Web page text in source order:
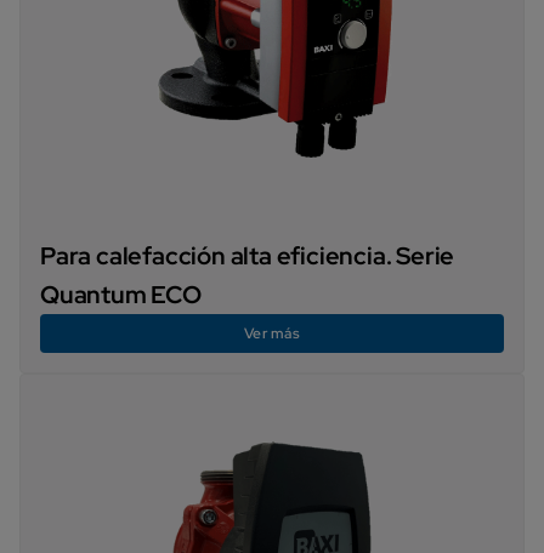
Para calefacción alta eficiencia. Serie
Quantum ECO
Ver más